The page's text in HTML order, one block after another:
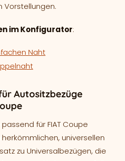
Vorstellungen.
im Konfigurator:
Naht
Autositzbezüge
für FIAT Coupe
universellen
zu Universalbezügen, die